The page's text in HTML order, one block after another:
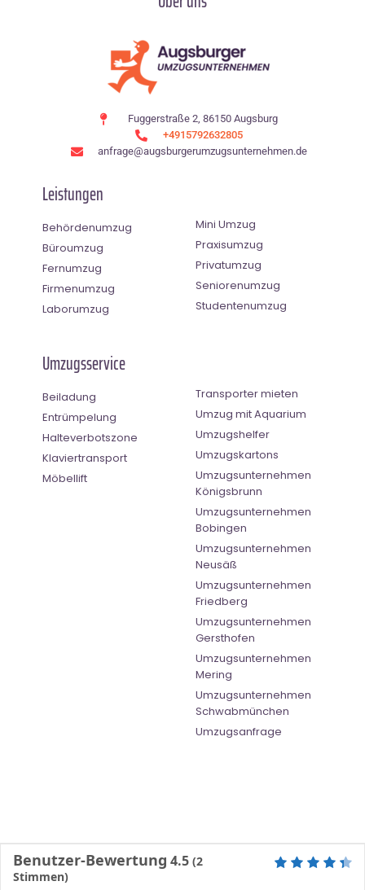
Fuggerstraße 2, 86150 Augsburg
+4915792632805
anfrage@augsburgerumzugsunternehmen.de
Leistungen
Behördenumzug
Büroumzug
Fernumzug
Firmenumzug
Laborumzug
Mini Umzug
Praxisumzug
Privatumzug
Seniorenumzug
Studentenumzug
Umzugsservice
Beiladung
Entrümpelung
Halteverbotszone
Klaviertransport
Möbellift
Transporter mieten
Umzug mit Aquarium
Umzugshelfer
Umzugskartons
Umzugsunternehmen
Königsbrunn
Umzugsunternehmen
Bobingen
Umzugsunternehmen
Neusäß
Umzugsunternehmen
Friedberg
Umzugsunternehmen
Gersthofen
Umzugsunternehmen
Mering
Umzugsunternehmen
Schwabmünchen
Umzugsanfrage
Benutzer-Bewertung 4.5 (2
Stimmen)